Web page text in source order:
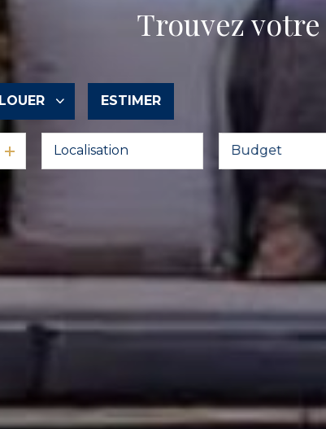
Trouvez
LOUER
à l'année
ESTIMER
Budget